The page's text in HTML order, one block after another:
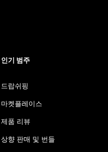
인기 범주
드랍쉬핑
마켓플레이스
제품 리뷰
상향 판매 및 번들